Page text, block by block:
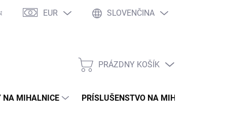
kladené otázky WOW Club Osobné vyzdvihnutie
EUR SLOVENČINA
NÁKUPNÝ
PRÁZDNY KOŠÍK
NA MIHALNICE PRÍSLUŠENSTVO NA MIHALNICE